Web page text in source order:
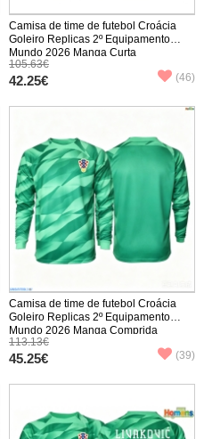
Camisa de time de futebol Croácia
Goleiro Replicas 2º Equipamento
Mundo 2026 Manga Curta
105.63€
42.25€ (46)
Camisa de time de futebol Croácia
Goleiro Replicas 2º Equipamento
Mundo 2026 Manga Comprida
113.13€
45.25€ (39)